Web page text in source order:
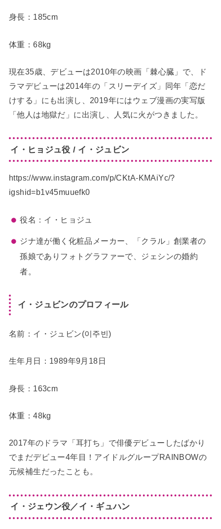
身長：185cm
体重：68kg
現在35歳、デビューは2010年の映画「棘心臓」で、ド
ラマデビューは2014年の「スリーデイズ」同年「恋だ
けする」にも出演し、2019年にはウェブ漫画の実写版
「他人は地獄だ」に出演し、人気に火がつきました。
イ・ヒョジュ役 / イ・ジュビン
https://www.instagram.com/p/CKtA-KMAiYc/?
igshid=b1v45muuefk0
役名：イ・ヒョジュ
ジナ達が働く化粧品メーカー、「クラル」創業者の
孫娘でありフォトグラファーで、ジェシンの婚約
者。
イ・ジュビンのプロフィール
名前：イ・ジュビン(이주빈)
生年月日：1989年9月18日
身長：163cm
体重：48kg
2017年のドラマ「耳打ち」で俳優デビューしたばかり
でまだデビュー4年目！アイドルグループRAINBOWの
元候補生だったことも。
イ・ジェウン役／イ・ギュハン